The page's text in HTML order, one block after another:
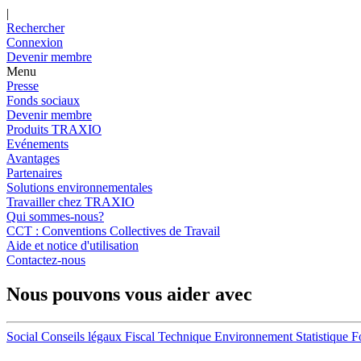
|
Rechercher
Connexion
Devenir membre
Menu
Presse
Fonds sociaux
Devenir membre
Produits TRAXIO
Evénements
Avantages
Partenaires
Solutions environnementales
Travailler chez TRAXIO
Qui sommes-nous?
CCT : Conventions Collectives de Travail
Aide et notice d'utilisation
Contactez-nous
Nous pouvons vous aider avec
Social Conseils légaux Fiscal Technique Environnement Statistique